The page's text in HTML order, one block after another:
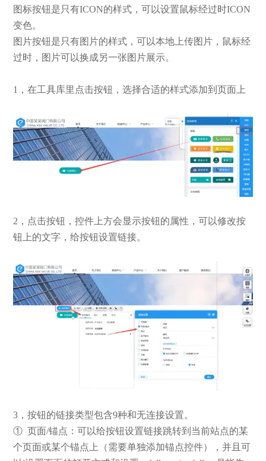
图标按钮是只有ICON的样式，可以设置鼠标经过时ICON
变色。
图片按钮是只有图片的样式，可以本地上传图片，鼠标经
过时，图片可以换成另一张图片展示。
1，在工具库里点击按钮，选择合适的样式添加到页面上
2，点击按钮，控件上方会显示按钮的属性，可以修改按
钮上的文字，给按钮设置链接。
3，按钮的链接类型包含9种和无连接设置。
① 页面/锚点：可以给按钮设置链接跳转到当前站点的某
个页面或某个锚点上（需要单独添加锚点控件），并且可